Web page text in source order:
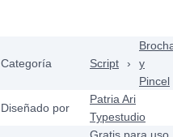
Categoría Script ›
y
Pincel
Diseñado por
Patria Ari
Typestudio